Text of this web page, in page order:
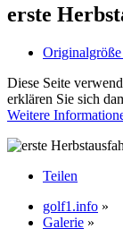
erste
Originalgröße
Diese Seite
erklären Sie sich
Weitere
Teilen
golf1.info »
Galerie »